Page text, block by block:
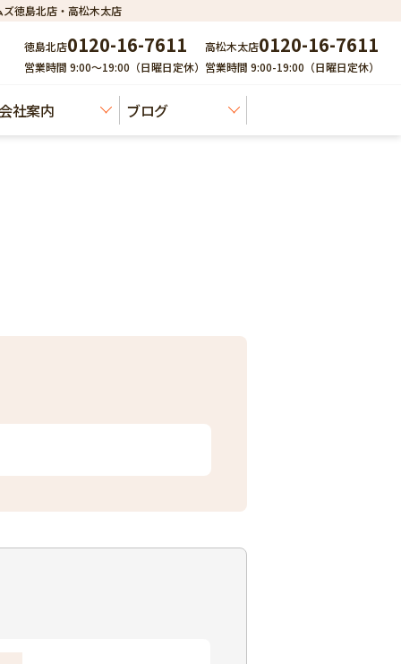
徳島北店・高松木太店
徳島北店0120-16-7611
営業時間 9:00～19:00（日曜日定休）
高松木太店0120-16-7611
営業時間 9:00-19:00（日曜日定休）
社案内 ブログ